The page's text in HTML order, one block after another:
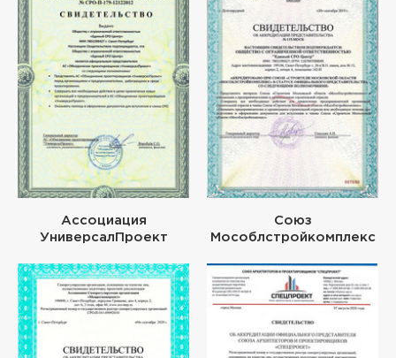
Ассоциация
УниверсалПроект
Союз
Мособлстройкомплекс